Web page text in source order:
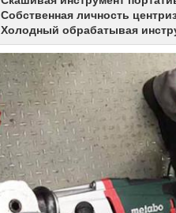
Собственная личность
Холодный обрабатывая